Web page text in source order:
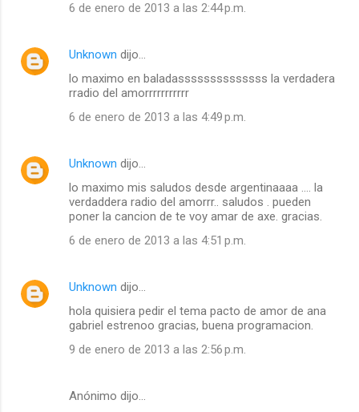
6 de enero de 2013 a las 2:44 p.m.
Unknown dijo…
lo maximo en baladassssssssssssss la verdadera
rradio del amorrrrrrrrrrr
6 de enero de 2013 a las 4:49 p.m.
Unknown dijo…
lo maximo mis saludos desde argentinaaaa .... la
verdaddera radio del amorrr.. saludos . pueden
poner la cancion de te voy amar de axe. gracias.
6 de enero de 2013 a las 4:51 p.m.
Unknown dijo…
hola quisiera pedir el tema pacto de amor de ana
gabriel estrenoo gracias, buena programacion.
9 de enero de 2013 a las 2:56 p.m.
Anónimo dijo…